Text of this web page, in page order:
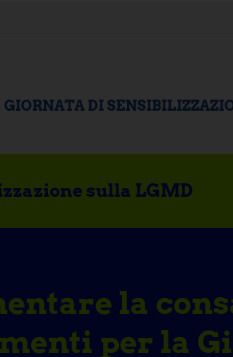
GIORNATA DI
sulla LGMD
la
per la